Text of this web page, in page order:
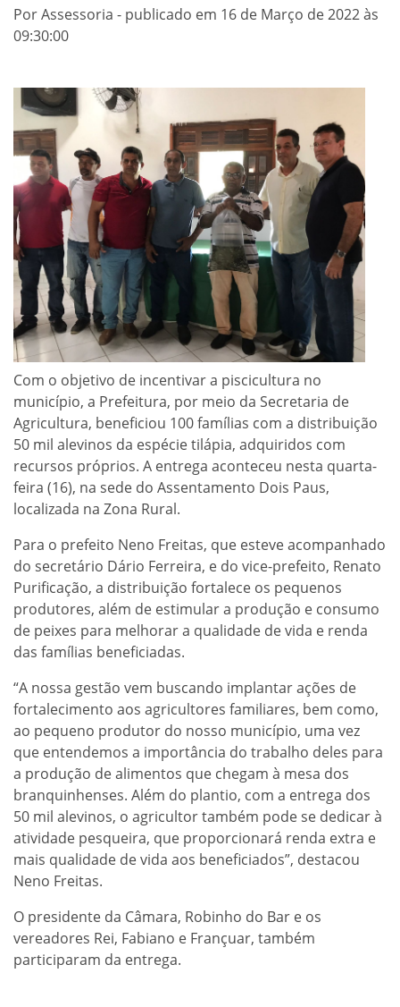
Por Assessoria - publicado em 16 de Março de 2022 às
09:30:00
Com o objetivo de incentivar a piscicultura no
município, a Prefeitura, por meio da Secretaria de
Agricultura, beneficiou 100 famílias com a distribuição
50 mil alevinos da espécie tilápia, adquiridos com
recursos próprios. A entrega aconteceu nesta quarta-
feira (16), na sede do Assentamento Dois Paus,
localizada na Zona Rural.
Para o prefeito Neno Freitas, que esteve acompanhado
do secretário Dário Ferreira, e do vice-prefeito, Renato
Purificação, a distribuição fortalece os pequenos
produtores, além de estimular a produção e consumo
de peixes para melhorar a qualidade de vida e renda
das famílias beneficiadas.
“A nossa gestão vem buscando implantar ações de
fortalecimento aos agricultores familiares, bem como,
ao pequeno produtor do nosso município, uma vez
que entendemos a importância do trabalho deles para
a produção de alimentos que chegam à mesa dos
branquinhenses. Além do plantio, com a entrega dos
50 mil alevinos, o agricultor também pode se dedicar à
atividade pesqueira, que proporcionará renda extra e
mais qualidade de vida aos beneficiados”, destacou
Neno Freitas.
O presidente da Câmara, Robinho do Bar e os
vereadores Rei, Fabiano e Françuar, também
participaram da entrega.